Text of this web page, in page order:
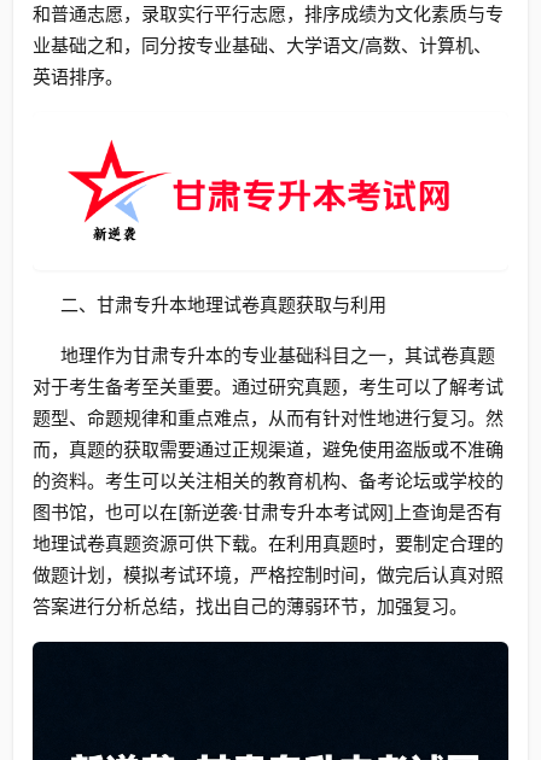
和普通志愿，录取实行平行志愿，排序成绩为文化素质与专
业基础之和，同分按专业基础、大学语文/高数、计算机、
英语排序。
二、甘肃专升本地理试卷真题获取与利用
地理作为甘肃专升本的专业基础科目之一，其试卷真题
对于考生备考至关重要。通过研究真题，考生可以了解考试
题型、命题规律和重点难点，从而有针对性地进行复习。然
而，真题的获取需要通过正规渠道，避免使用盗版或不准确
的资料。考生可以关注相关的教育机构、备考论坛或学校的
图书馆，也可以在[新逆袭·甘肃专升本考试网]上查询是否有
地理试卷真题资源可供下载。在利用真题时，要制定合理的
做题计划，模拟考试环境，严格控制时间，做完后认真对照
答案进行分析总结，找出自己的薄弱环节，加强复习。